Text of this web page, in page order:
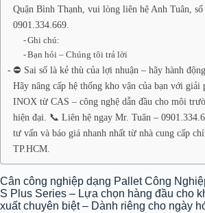
Quận Bình Thạnh, vui lòng liên hệ Anh Tuân, số
0901.334.669.
Ghi chú:
Bạn hỏi – Chúng tôi trả lời
⛔ Sai số là kẻ thù của lợi nhuận – hãy hành
Hãy nâng cấp hệ thống kho vận của bạn với giải
INOX từ CAS – công nghệ dẫn đầu cho môi
hiện đại. 📞 Liên hệ ngay Mr. Tuân –
tư vấn và báo giá nhanh nhất từ nhà cung cấp
TP.HCM.
Cân công nghiệp dạng Pallet Công
S Plus Series – Lựa chọn hàng đầu cho
xuất chuyên biệt – Dành riêng cho ngày